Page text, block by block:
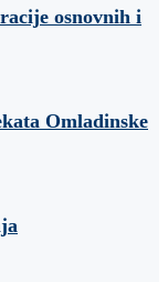
osnovnih i
Omladinske